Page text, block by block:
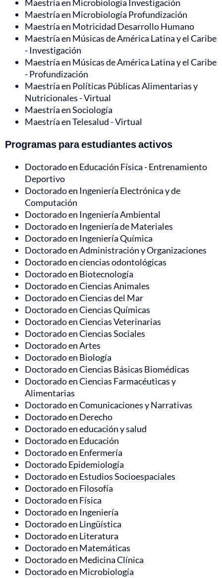
Maestría en Microbiología Investigación
Maestría en Microbiología Profundización
Maestría en Motricidad Desarrollo Humano
Maestría en Músicas de América Latina y el Caribe
- Investigación
Maestría en Músicas de América Latina y el Caribe
- Profundización
Maestría en Políticas Públicas Alimentarias y
Nutricionales - Virtual
Maestría en Sociología
Maestría en Telesalud - Virtual
Programas para estudiantes activos
Doctorado en Educación Física - Entrenamiento
Deportivo
Doctorado en Ingeniería Electrónica y de
Computación
Doctorado en Ingeniería Ambiental
Doctorado en Ingeniería de Materiales
Doctorado en Ingeniería Química
Doctorado en Administración y Organizaciones
Doctorado en ciencias odontológicas
Doctorado en Biotecnología
Doctorado en Ciencias Animales
Doctorado en Ciencias del Mar
Doctorado en Ciencias Químicas
Doctorado en Ciencias Veterinarias
Doctorado en Ciencias Sociales
Doctorado en Artes
Doctorado en Biología
Doctorado en Ciencias Básicas Biomédicas
Doctorado en Ciencias Farmacéuticas y
Alimentarias
Doctorado en Comunicaciones y Narrativas
Doctorado en Derecho
Doctorado en educación y salud
Doctorado en Educación
Doctorado en Enfermería
Doctorado Epidemiología
Doctorado en Estudios Socioespaciales
Doctorado en Filosofía
Doctorado en Física
Doctorado en Ingeniería
Doctorado en Lingüística
Doctorado en Literatura
Doctorado en Matemáticas
Doctorado en Medicina Clínica
Doctorado en Microbiología